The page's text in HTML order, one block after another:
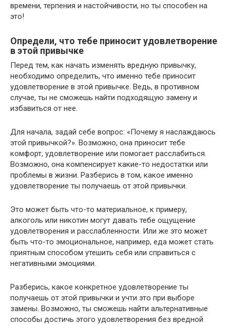
времени, терпения и настойчивости, но ты способен на
это!
Определи, что тебе приносит удовлетворение
в этой привычке
Перед тем, как начать изменять вредную привычку,
необходимо определить, что именно тебе приносит
удовлетворение в этой привычке. Ведь, в противном
случае, ты не сможешь найти подходящую замену и
избавиться от нее.
Для начала, задай себе вопрос: «Почему я наслаждаюсь
этой привычкой?». Возможно, она приносит тебе
комфорт, удовлетворение или помогает расслабиться.
Возможно, она компенсирует какие-то недостатки или
проблемы в жизни. Разберись в том, какое именно
удовлетворение ты получаешь от этой привычки.
Это может быть что-то материальное, к примеру,
алкоголь или никотин могут давать тебе ощущение
удовлетворения и расслабленности. Или же это может
быть что-то эмоциональное, например, еда может стать
приятным способом утешить себя или справиться с
негативными эмоциями.
Разберись, какое конкретное удовлетворение ты
получаешь от этой привычки и учти это при выборе
замены. Возможно, ты сможешь найти альтернативные
способы достичь этого удовлетворения без вредной